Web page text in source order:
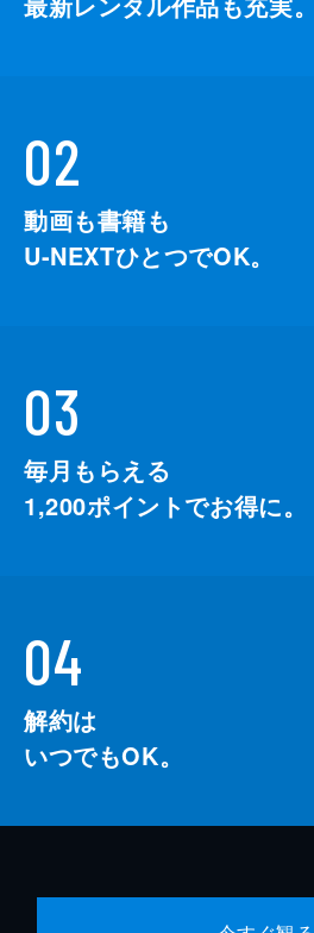
02
動画も書籍も
U-NEXTひとつでOK。
03
毎月もらえる
1,200ポイントでお得に。
04
解約は
いつでもOK。